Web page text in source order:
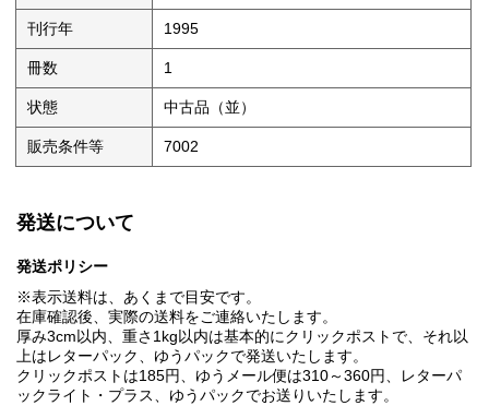
刊行年 1995
冊数 1
状態 中古品（並）
販売条件等 7002
発送について
発送ポリシー
※表示送料は、あくまで目安です。
在庫確認後、実際の送料をご連絡いたします。
厚み3cm以内、重さ1kg以内は基本的にクリックポストで、それ以
上はレターパック、ゆうパックで発送いたします。
クリックポストは185円、ゆうメール便は310～360円、レターパ
ックライト・プラス、ゆうパックでお送りいたします。